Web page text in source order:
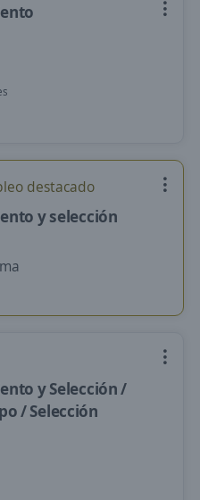
destacado
y selección
y Selección /
/ Selección